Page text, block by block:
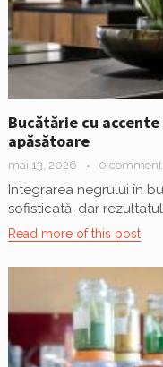
Bucătărie cu
apăsătoare
mai 13, 2026 0 comment
Integrarea negrului în
sofisticată, dar
Read more of this post